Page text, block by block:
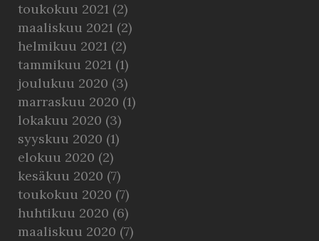
toukokuu 2021 (2)
maaliskuu 2021 (2)
helmikuu 2021 (2)
tammikuu 2021 (1)
joulukuu 2020 (3)
marraskuu 2020 (1)
lokakuu 2020 (3)
syyskuu 2020 (1)
elokuu 2020 (2)
kesäkuu 2020 (7)
toukokuu 2020 (7)
huhtikuu 2020 (6)
maaliskuu 2020 (7)